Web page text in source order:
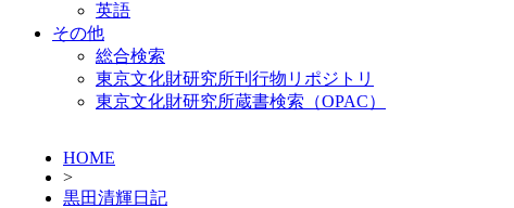
英語
その他
総合検索
東京文化財研究所刊行物リポジトリ
東京文化財研究所蔵書検索（OPAC）
HOME
>
黒田清輝日記